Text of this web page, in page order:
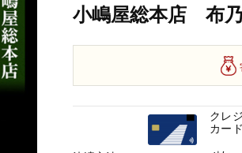
小嶋屋総本店 布
クレ
カード